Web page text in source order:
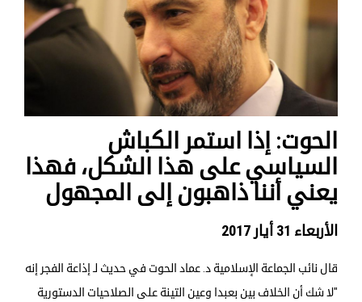
الحوت: إذا استمر الكباش
السياسي على هذا الشكل، فهذا
يعني أننا ذاهبون إلى المجهول
الأربعاء 31 أيار 2017
قال نائب الجماعة الإسلامية د. عماد الحوت في حديث لـ إذاعة الفجر إنه
"لا شك أن الخلاف بين بعبدا وعين التينة على الصلاحيات الدستورية